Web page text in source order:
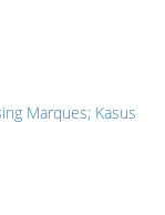
Marques; Kasus